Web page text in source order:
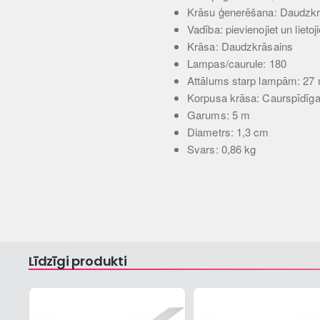
Krāsu ģenerēšana:
Vadība: pievienojiet un
Krāsa: Daudzkrāsains
Lampas/caurule: 180
Attālums starp lampām: 27
Korpusa krāsa: Caurspīdīga
Garums: 5 m
Diametrs: 1,3 cm
Svars: 0,86 kg
Līdzīgi produkti